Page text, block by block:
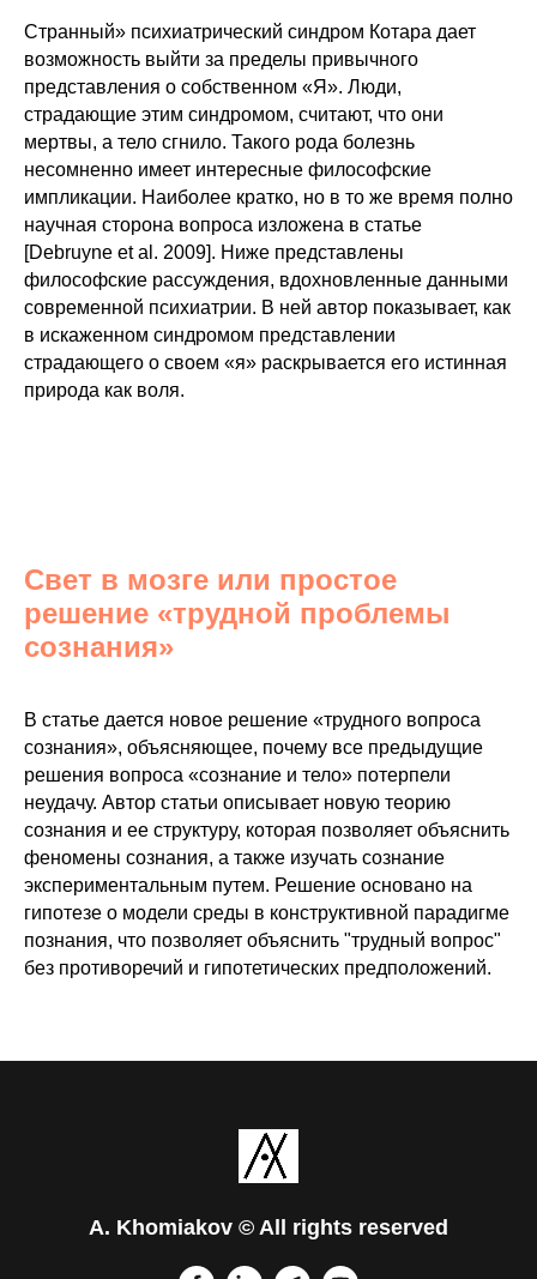
Странный» психиатрический синдром Котара дает
возможность выйти за пределы привычного
представления о собственном «Я». Люди,
страдающие этим синдромом, считают, что они
мертвы, а тело сгнило. Такого рода болезнь
несомненно имеет интересные философские
импликации. Наиболее кратко, но в то же время полно
научная сторона вопроса изложена в статье
[Debruyne et al. 2009]. Ниже представлены
философские рассуждения, вдохновленные данными
современной психиатрии. В ней автор показывает, как
в искаженном синдромом представлении
страдающего о своем «я» раскрывается его истинная
природа как воля.
Свет в мозге или простое
решение «трудной проблемы
сознания»
В статье дается новое решение «трудного вопроса
сознания», объясняющее, почему все предыдущие
решения вопроса «сознание и тело» потерпели
неудачу. Автор статьи описывает новую теорию
сознания и ее структуру, которая позволяет объяснить
феномены сознания, а также изучать сознание
экспериментальным путем. Решение основано на
гипотезе о модели среды в конструктивной парадигме
познания, что позволяет объяснить "трудный вопрос"
без противоречий и гипотетических предположений.
A. Khomiakov © All rights reserved